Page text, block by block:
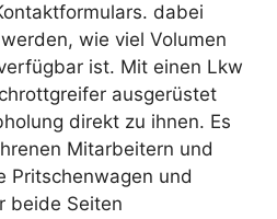
dabei
wie viel Volumen
ist. Mit einen Lkw
ausgerüstet
direkt zu ihnen. Es
Mitarbeitern und
Pritschenwagen und
beide Seiten